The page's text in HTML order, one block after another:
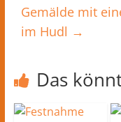
Gemälde mit
im Hudl →
Das